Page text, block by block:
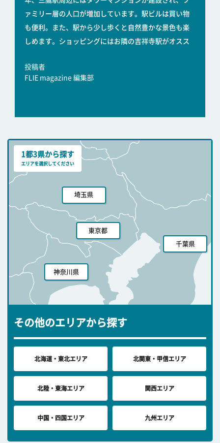
ァミリー層の人口が増加しています。駅ビルは買い物
も便利。また、駅から少し歩くと自然豊かな景色も楽
しめます。ショッピングにはお隣の吉祥寺駅がオスス
投稿者
FLIE magazine 編集部
1都3県から探す
エリアを選択してください
埼玉県
東京都
千葉県
神奈川県
その他のエリアから探す
北海道・東北エリア 北関東・甲信エリア
北陸・東海エリア 関西エリア
中国・四国エリア 九州エリア